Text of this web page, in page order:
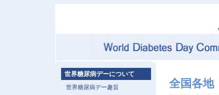
全国各地
世界糖尿病デーについて
世界糖尿病デー趣旨